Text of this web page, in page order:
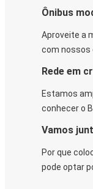
Ônibus
Aproveite a
com nossos
Rede em
Estamos
conhecer o
Vamos
Por que
pode optar